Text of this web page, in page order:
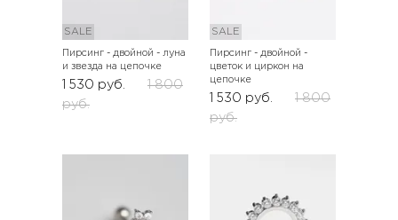
SALE
Пирсинг - двойной - луна
и звезда на цепочке
1 530 руб.
1 800
руб.
SALE
Пирсинг - двойной -
цветок и циркон на
цепочке
1 530 руб.
1 800
руб.